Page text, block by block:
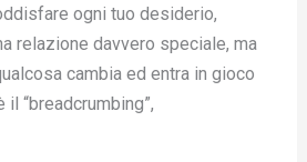
ogni tuo desiderio,
relazione davvero speciale, ma
cambia ed entra in gioco
il “breadcrumbing”,